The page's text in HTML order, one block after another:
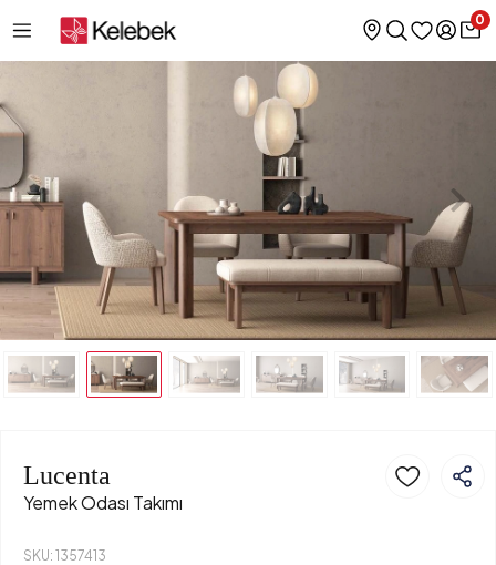
0
Lucenta
Yemek Odası Takımı
SKU: 1357413